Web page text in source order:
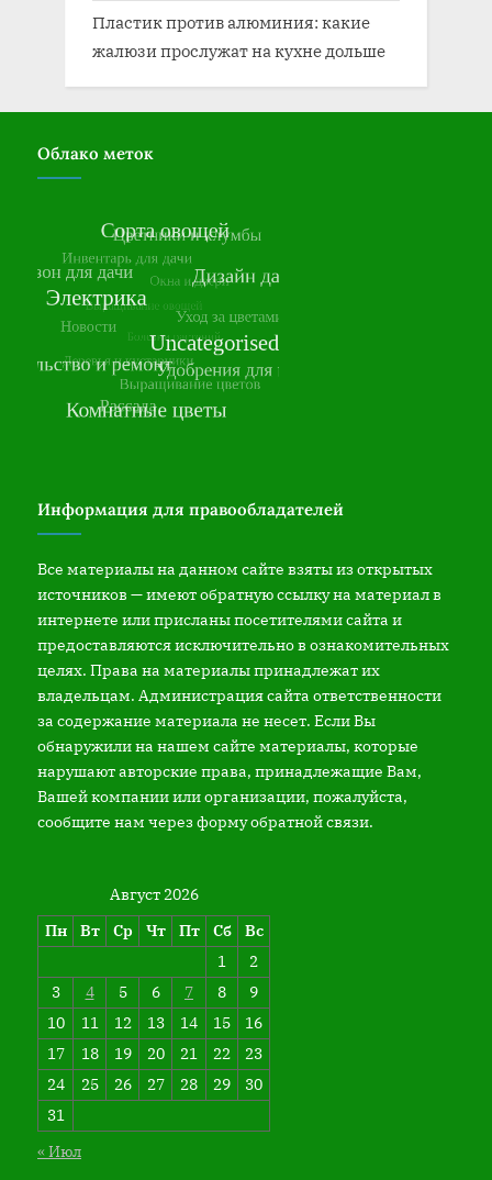
Пластик против алюминия: какие
жалюзи прослужат на кухне дольше
Облако меток
Информация для правообладателей
Все материалы на данном сайте взяты из открытых
источников — имеют обратную ссылку на материал в
интернете или присланы посетителями сайта и
предоставляются исключительно в ознакомительных
целях. Права на материалы принадлежат их
владельцам. Администрация сайта ответственности
за содержание материала не несет. Если Вы
обнаружили на нашем сайте материалы, которые
нарушают авторские права, принадлежащие Вам,
Вашей компании или организации, пожалуйста,
сообщите нам через форму обратной связи.
Август 2026
Пн
Вт Ср Чт Пт Сб
Вс
1
2
3
4 5 6 7 8
9
10
11 12 13 14 15
16
17
18 19 20 21 22
23
24
25 26 27 28 29
30
31
« Июл